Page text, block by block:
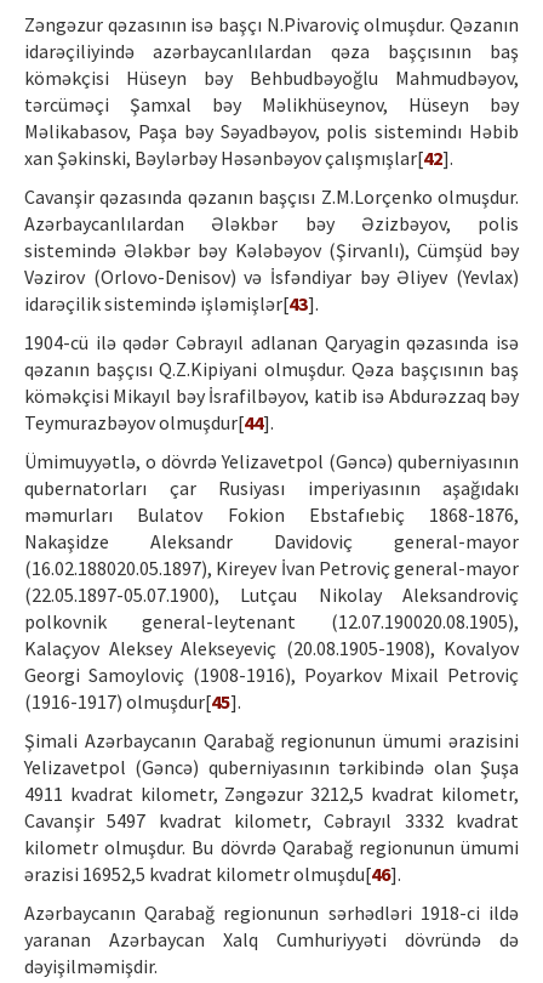
Zəngəzur qəzasının isə başçı N.Pivaroviç olmuşdur. Qəzanın
idarəçiliyində azərbaycanlılardan qəza başçısının baş
köməkçisi Hüseyn bəy Behbudbəyoğlu Mahmudbəyov,
tərcüməçi Şamxal bəy Məlikhüseynov, Hüseyn bəy
Məlikabasov, Paşa bəy Səyadbəyov, polis sistemindı Həbib
xan Şəkinski, Bəylərbəy Həsənbəyov çalışmışlar[42].
Cavanşir qəzasında qəzanın başçısı Z.M.Lorçenko olmuşdur.
Azərbaycanlılardan Ələkbər bəy Əzizbəyov, polis
sistemində Ələkbər bəy Kələbəyov (Şirvanlı), Cümşüd bəy
Vəzirov (Orlovo-Denisov) və İsfəndiyar bəy Əliyev (Yevlax)
idarəçilik sistemində işləmişlər[43].
1904-cü ilə qədər Cəbrayıl adlanan Qaryagin qəzasında isə
qəzanın başçısı Q.Z.Kipiyani olmuşdur. Qəza başçısının baş
köməkçisi Mikayıl bəy İsrafilbəyov, katib isə Abdurəzzaq bəy
Teymurazbəyov olmuşdur[44].
Ümimuyyətlə, o dövrdə Yelizavetpol (Gəncə) quberniyasının
qubernatorları çar Rusiyası imperiyasının aşağıdakı
məmurları Bulatov Fokion Ebstafıebiç 1868-1876,
Nakaşidze Aleksandr Davidoviç general-mayor
(16.02.188020.05.1897), Kireyev İvan Petroviç general-mayor
(22.05.1897-05.07.1900), Lutçau Nikolay Aleksandroviç
polkovnik general-leytenant (12.07.190020.08.1905),
Kalaçyov Aleksey Alekseyeviç (20.08.1905-1908), Kovalyov
Georgi Samoyloviç (1908-1916), Poyarkov Mixail Petroviç
(1916-1917) olmuşdur[45].
Şimali Azərbaycanın Qarabağ regionunun ümumi ərazisini
Yelizavetpol (Gəncə) quberniyasının tərkibində olan Şuşa
4911 kvadrat kilometr, Zəngəzur 3212,5 kvadrat kilometr,
Cavanşir 5497 kvadrat kilometr, Cəbrayıl 3332 kvadrat
kilometr olmuşdur. Bu dövrdə Qarabağ regionunun ümumi
ərazisi 16952,5 kvadrat kilometr olmuşdu[46].
Azərbaycanın Qarabağ regionunun sərhədləri 1918-ci ildə
yaranan Azərbaycan Xalq Cumhuriyyəti dövründə də
dəyişilməmişdir.